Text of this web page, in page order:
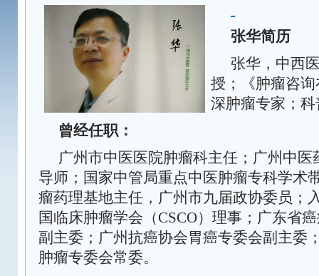
张华简历
张华，中西
授；《肿瘤咨
深肿瘤专家；
曾经任职：
广州市中医医院肿瘤科主任 ； 广州中医
导师 ； 国家中管局重点中医肿瘤专科学术
瘤药理基地主任， 广州市九届政协委员 ；
国 临床肿瘤学会（CSCO）理事； 广东省
副主委； 广州抗癌协会胃癌专委会副主委
肿瘤专委会常委。